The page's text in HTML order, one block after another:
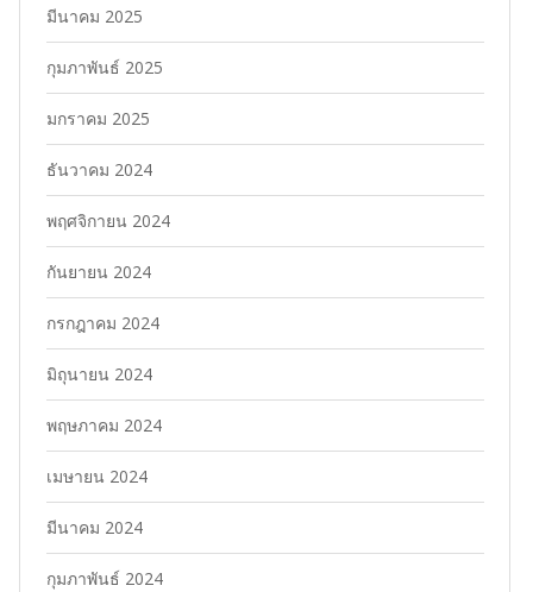
มีนาคม 2025
กุมภาพันธ์ 2025
มกราคม 2025
ธันวาคม 2024
พฤศจิกายน 2024
กันยายน 2024
กรกฎาคม 2024
มิถุนายน 2024
พฤษภาคม 2024
เมษายน 2024
มีนาคม 2024
กุมภาพันธ์ 2024